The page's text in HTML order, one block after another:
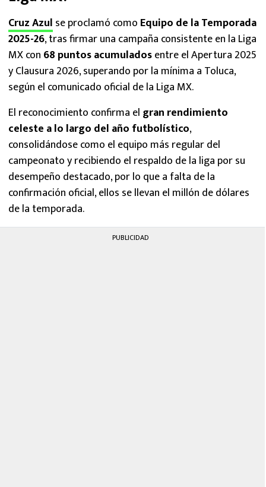
Cruz Azul se proclamó como Equipo de la Temporada
2025-26, tras firmar una campaña consistente en la Liga
MX con 68 puntos acumuladosentre el Apertura 2025
y Clausura 2026, superando por la mínima a Toluca,
según el comunicado oficial de la Liga MX.
El reconocimiento confirma el gran rendimiento
celeste a lo largo del año futbolístico,
consolidándose como el equipo más regular del
campeonato y recibiendo el respaldo de la liga por su
desempeño destacado, por lo que a falta de la
confirmación oficial, ellos se llevan el millón de dólares
de la temporada.
PUBLICIDAD